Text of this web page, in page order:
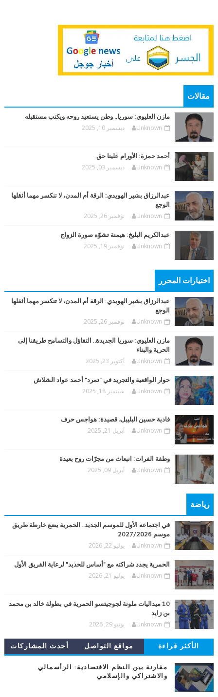
مقالات
مازن العليوي: سوريا.. وطن يستعيد روحه ويكتب مستقبله
Unknown ديسمبر 10, 2025
أحمد حمزة: الأورام علينا حق
Unknown ديسمبر 03, 2025
عبدالرزاق بشير الهويدي: الرقة أم المدن، لا تنكسر مهما أثقلها
الوجع
Unknown نوفمبر 26, 2025
عبدالكريم البليخ: هيمنة تشوّه صورة الزواج
Unknown نوفمبر 19, 2025
اختيارات المحرر
عبدالرزاق بشير الهويدي: الرقة أم المدن، لا تنكسر مهما أثقلها
الوجع
Unknown نوفمبر 26, 2025
مازن العليوي: سوريا الجديدة.. التفاؤل والتسامح طريقنا إلى
الحرية والبناء
Unknown أكتوبر 23, 2025
حوار الواقعية والتجريد في "تمرد" أحمد عواد الشلاش
Unknown سبتمبر 18, 2025
فادية حسين البليبل، قصيدة: هواجس حرف
Unknown أبريل 21, 2025
وطفة الفرات: انبعاث من مجرّات روح بعيدة
Unknown أبريل 09, 2025
رياضة
في اجتماعه الأول للموسم الجديد.. الحمرية يضع خارطة طريق
موسم 2027/2026
Unknown يوليو 22, 2026
الحمرية يجدد شراكته مع "أساس للحديد" لرعاية الفريق الأول
Unknown يوليو 21, 2026
10 ميداليات ملونة لجوجيتسو الحمرية في بطولة خالد بن محمد
بن زايد
Unknown يونيو 29, 2026
الأكثر قراءة مواقع التواصل أحدث المشاركات
مقارنة بين النظم الاقتصادية: الرأسمالي
والاشتراكي والإسلامي